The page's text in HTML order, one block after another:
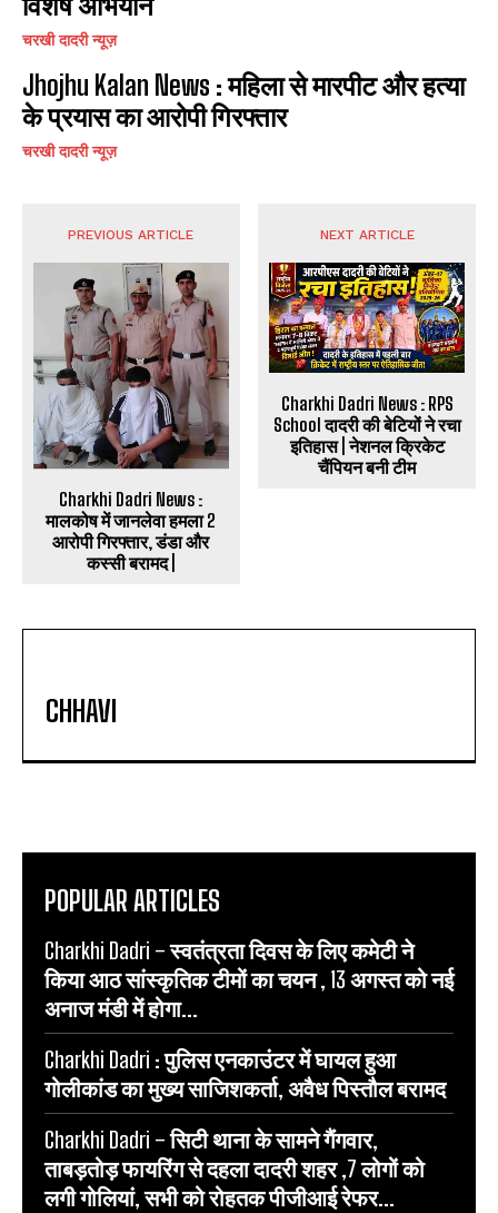
चरखी दादरी न्यूज़
Jhojhu Kalan News : महिला से मारपीट और हत्या
के प्रयास का आरोपी गिरफ्तार
चरखी दादरी न्यूज़
PREVIOUS ARTICLE
Charkhi Dadri News :
मालकोष में जानलेवा हमला 2
आरोपी गिरफ्तार, डंडा और
कस्सी बरामद |
NEXT ARTICLE
Charkhi Dadri News : RPS
School दादरी की बेटियों ने रचा
इतिहास | नेशनल क्रिकेट
चैंपियन बनी टीम
CHHAVI
POPULAR ARTICLES
Charkhi Dadri – स्वतंत्रता दिवस के लिए कमेटी ने
किया आठ सांस्कृतिक टीमों का चयन , 13 अगस्त को नई
अनाज मंडी में होगा...
Charkhi Dadri : पुलिस एनकाउंटर में घायल हुआ
गोलीकांड का मुख्य साजिशकर्ता, अवैध पिस्तौल बरामद
Charkhi Dadri – सिटी थाना के सामने गैंगवार,
ताबड़तोड़ फायरिंग से दहला दादरी शहर ,7 लोगों को
लगी गोलियां, सभी को रोहतक पीजीआई रेफर...